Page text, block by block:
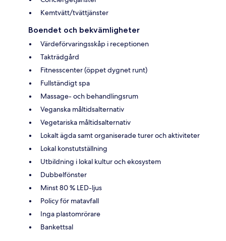
Kemtvätt/tvättjänster
Boendet och bekvämligheter
Värdeförvaringsskåp i receptionen
Takträdgård
Fitnesscenter (öppet dygnet runt)
Fullständigt spa
Massage- och behandlingsrum
Veganska måltidsalternativ
Vegetariska måltidsalternativ
Lokalt ägda samt organiserade turer och aktiviteter
Lokal konstutställning
Utbildning i lokal kultur och ekosystem
Dubbelfönster
Minst 80 % LED-ljus
Policy för matavfall
Inga plastomrörare
Bankettsal